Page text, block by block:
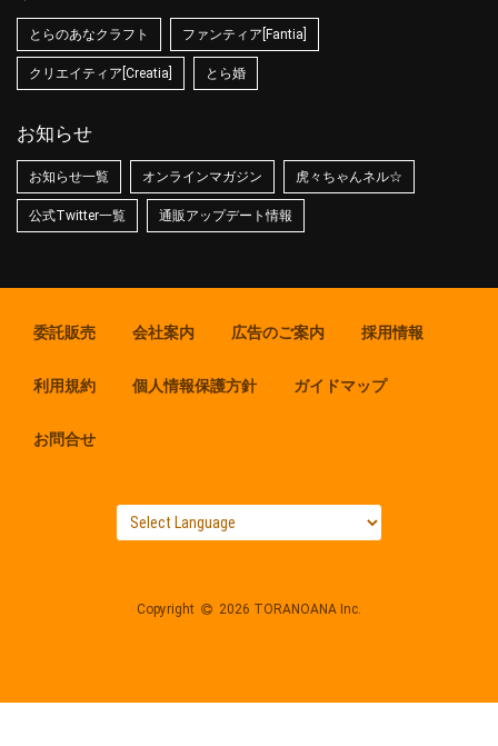
とらのあなクラフト ファンティア[Fantia]
クリエイティア[Creatia] とら婚
お知らせ
お知らせ一覧 オンラインマガジン 虎々ちゃんネル☆
公式Twitter一覧 通販アップデート情報
委託販売 会社案内 広告のご案内 採用情報
利用規約 個人情報保護方針 ガイドマップ
お問合せ
Copyright 2026 TORANOANA Inc.